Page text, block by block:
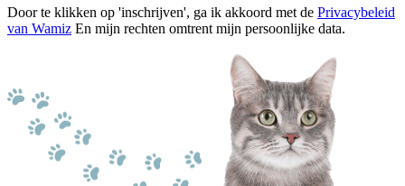
Door te klikken op 'inschrijven', ga ik akkoord met de Privacybeleid
van Wamiz En mijn rechten omtrent mijn persoonlijke data.